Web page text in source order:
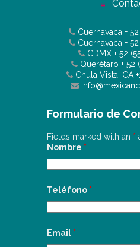
Cuernavaca +
Cuernavaca +
CDMX + 52
Querétaro + 52
Chula Vista, CA
Formulario de
Fields marked with an *
Nombre *
Teléfono *
Email *